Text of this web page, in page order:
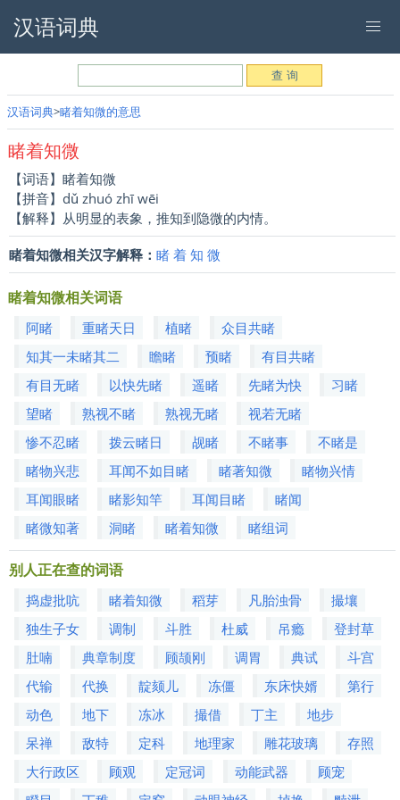
汉语词典
汉语词典 睹着知微的意思
睹着知微
【词语】睹着知微
【拼音】dǔ zhuó zhī wēi
【解释】从明显的表象，推知到隐微的内情。
睹着知微相关汉字解释： 睹 着 知 微
睹着知微相关词语
阿睹 重睹天日 植睹
众目共睹
知其一未睹其二
瞻睹 预睹
有目共睹
有目无睹
以快先睹 遥睹 先睹为快
习睹
望睹
熟视不睹 熟视无睹
视若无睹
惨不忍睹
拨云睹日 觇睹 不睹事
不睹是
睹物兴悲
耳闻不如目睹 睹著知微
睹物兴情
耳闻眼睹
睹影知竿 耳闻目睹
睹闻
睹微知著
洞睹 睹着知微 睹组词
别人正在查的词语
捣虚批吭 睹着知微 稻芽 凡胎浊骨
撮壤
独生子女
调制 斗胜 杜威 吊瘾
登封草
肚喃
典章制度 顾颉刚 调胃 典试
斗宫
代输
代换 靛颏儿 冻僵 东床快婿
第行
动色
地下 冻冰 撮借 丁主
地步
呆禅
敌特 定科 地理家 雕花玻璃
存照
大行政区
顾观 定冠词 动能武器
顾宠